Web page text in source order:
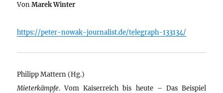
VonMarek Winter
https://peter-nowak-journalist.de/telegraph-133134/
Philipp Mattern (Hg.)
Mieterkämpfe. Vom Kaiserreich bis heute – Das Beispiel